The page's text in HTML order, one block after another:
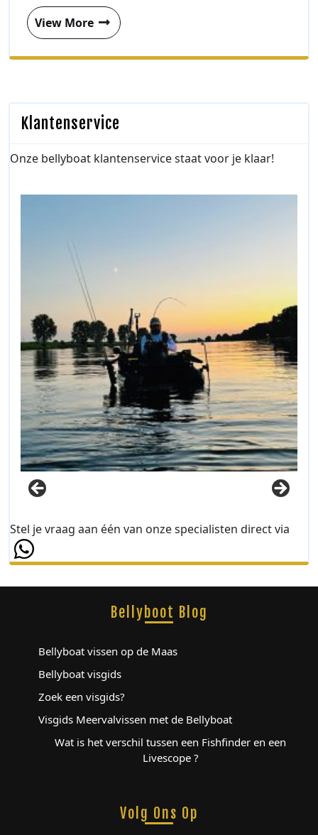
View More
Klantenservice
Onze bellyboat klantenservice staat voor je klaar!
Stel je vraag aan één van onze specialisten direct via
Bellyboot Blog
Bellyboat vissen op de Maas
Bellyboat visgids
Zoek een visgids?
Visgids Meervalvissen met de Bellyboat
Wat is het verschil tussen een Fishfinder en een
Livescope ?
Volg Ons Op